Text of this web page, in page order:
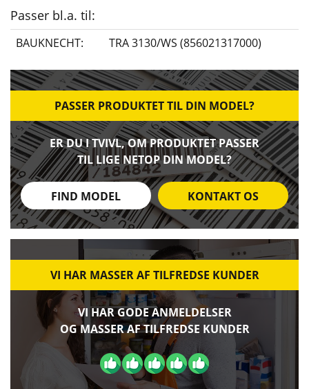
Passer bl.a. til:
BAUKNECHT: TRA 3130/WS (856021317000)
PASSER PRODUKTET TIL DIN MODEL?
ER DU I TVIVL, OM PRODUKTET PASSER
TIL LIGE NETOP DIN MODEL?
FIND MODEL KONTAKT OS
VI HAR MASSER AF TILFREDSE KUNDER
VI HAR GODE ANMELDELSER
OG MASSER AF TILFREDSE KUNDER